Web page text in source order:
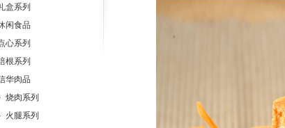
盒系列
闲食品
心系列
根系列
华肉品
烧肉系列
火腿系列